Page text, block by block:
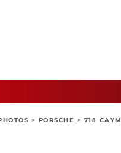
> PORSCHE > 718